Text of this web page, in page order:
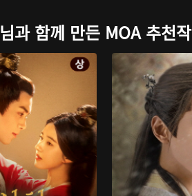
과 함께 만든 MOA 추천작